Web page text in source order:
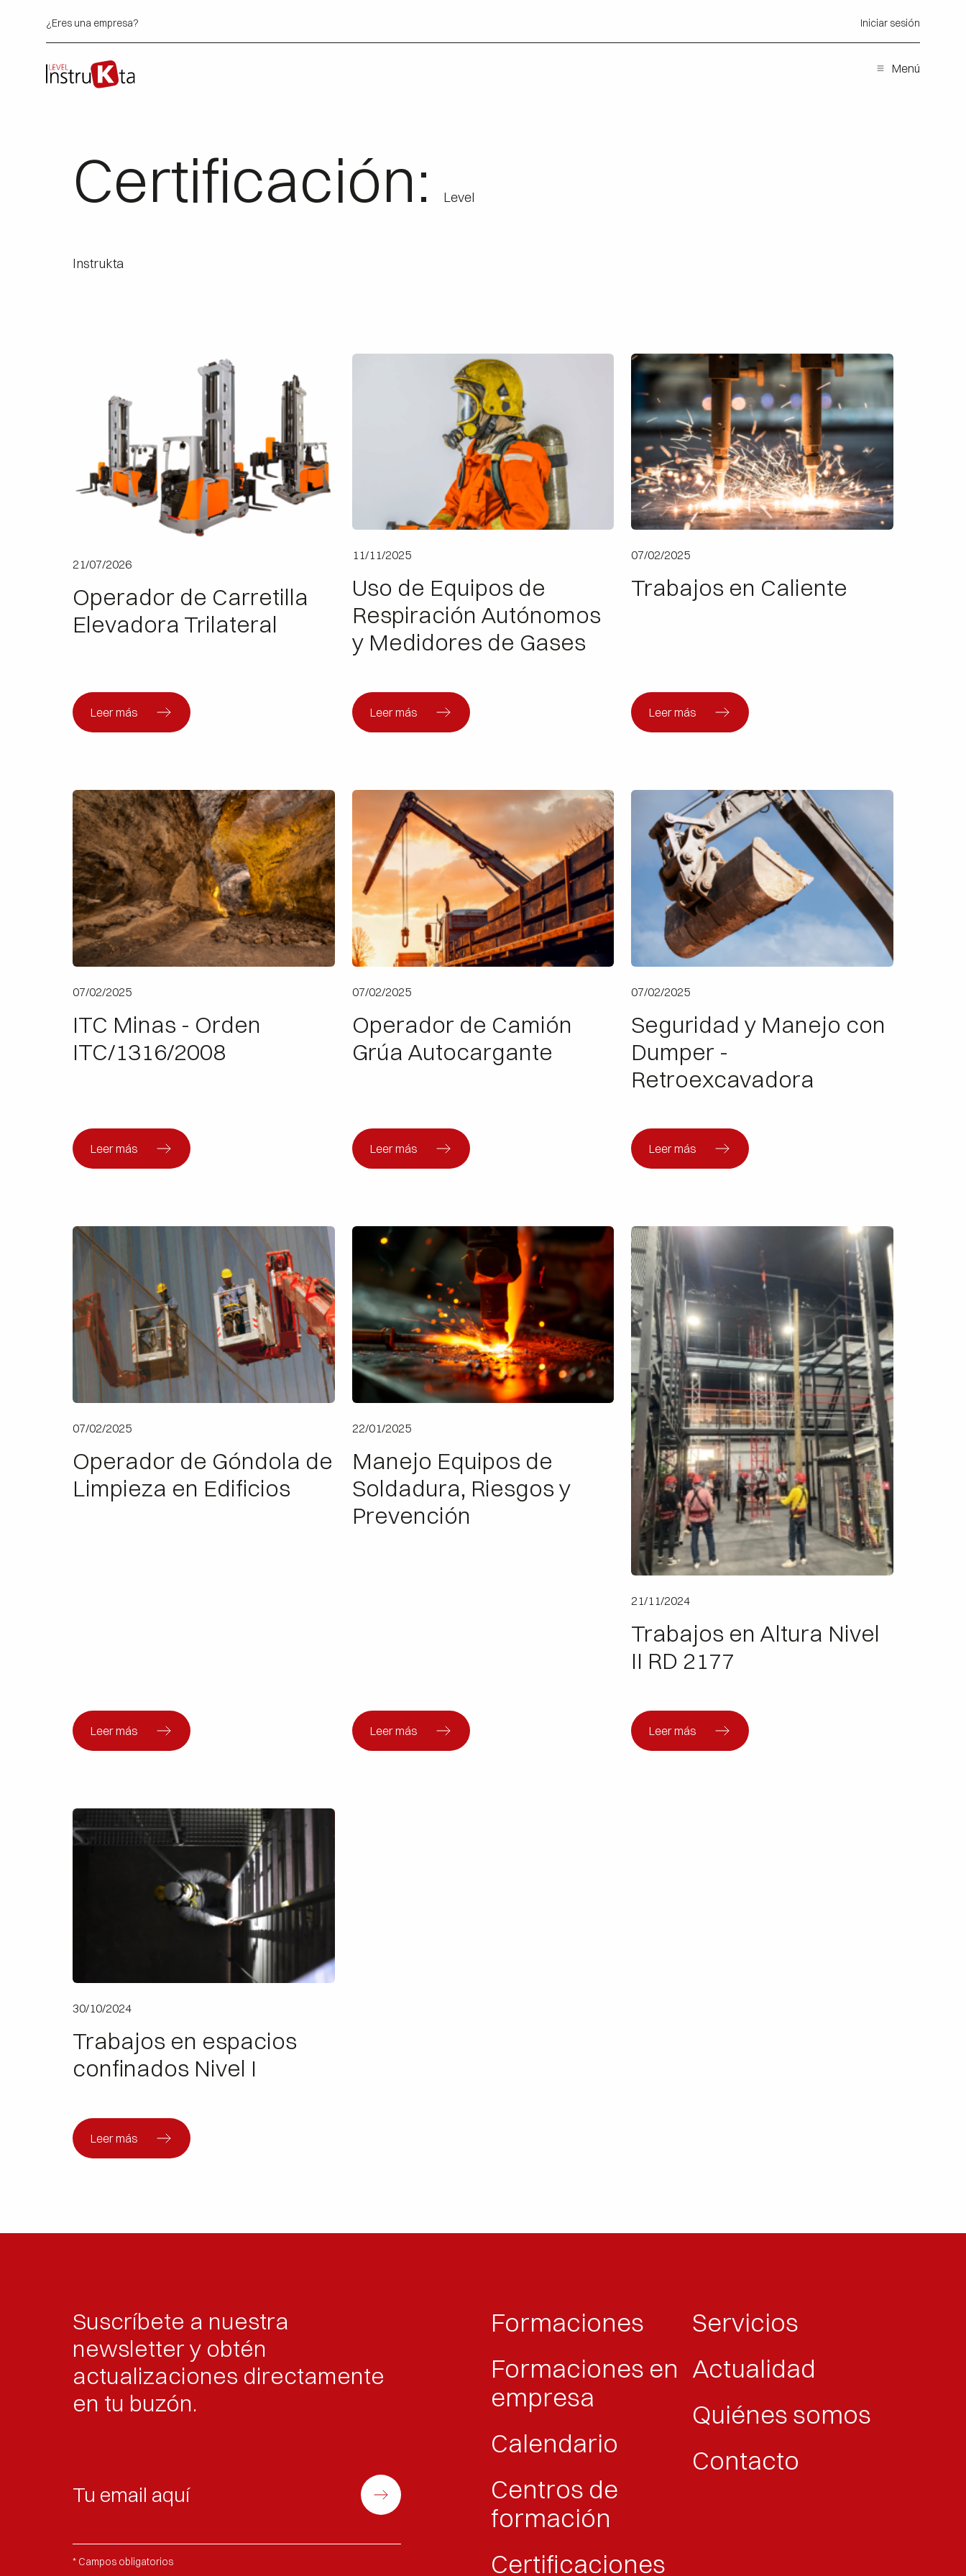
¿Eres una empresa? Iniciar sesión
Menú
Certificación: Level
Instrukta
21/07/2026
Operador de Carretilla
Elevadora Trilateral
Leer más
11/11/2025
Uso de Equipos de
Respiración Autónomos
y Medidores de Gases
Leer más
07/02/2025
Trabajos en Caliente
Leer más
07/02/2025
ITC Minas - Orden
ITC/1316/2008
Leer más
07/02/2025
Operador de Camión
Grúa Autocargante
Leer más
07/02/2025
Seguridad y Manejo con
Dumper -
Retroexcavadora
Leer más
07/02/2025
Operador de Góndola de
Limpieza en Edificios
Leer más
22/01/2025
Manejo Equipos de
Soldadura, Riesgos y
Prevención
Leer más
21/11/2024
Trabajos en Altura Nivel
II RD 2177
Leer más
30/10/2024
Trabajos en espacios
confinados Nivel I
Leer más
Suscríbete a nuestra
newsletter y obtén
actualizaciones directamente
en tu buzón.
* Campos obligatorios
Formaciones
Formaciones en
empresa
Calendario
Centros de
formación
Certificaciones
Servicios
Actualidad
Quiénes somos
Contacto